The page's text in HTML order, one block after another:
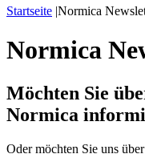
Startseite |Normica
Normica
Möchten Sie
Normica
Oder möchten Sie uns